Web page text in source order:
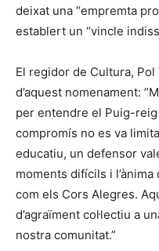
deixat una “empremta
establert un “vincle
El regidor de Cultura,
d’aquest nomenament:
per entendre el Puig-
compromís no es va
educatiu, un defensor
moments difícils i
com els Cors Alegres.
d’agraïment col·lectiu a
nostra comunitat.”